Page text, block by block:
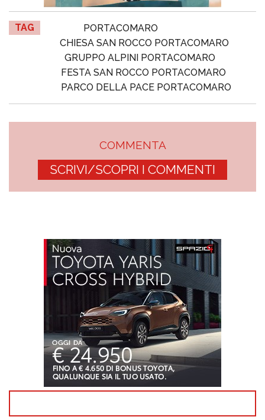
TAG
PORTACOMARO
CHIESA SAN ROCCO PORTACOMARO
GRUPPO ALPINI PORTACOMARO
FESTA SAN ROCCO PORTACOMARO
PARCO DELLA PACE PORTACOMARO
COMMENTA
SCRIVI/SCOPRI I COMMENTI